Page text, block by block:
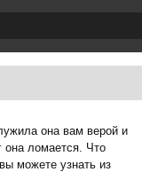
она вам верой и
она ломается. Что
можете узнать из